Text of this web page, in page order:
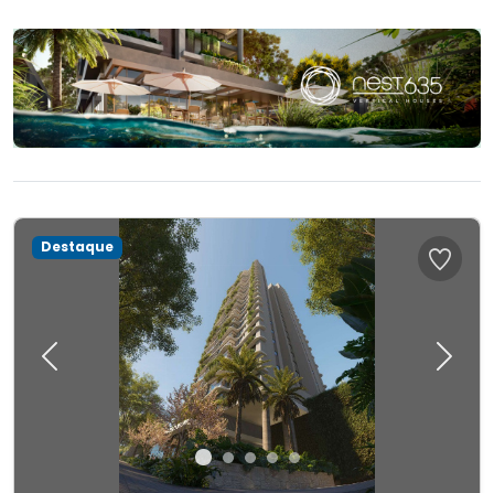
Previous Next
Destaque